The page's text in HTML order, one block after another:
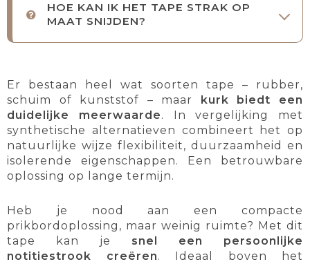
HOE KAN IK HET TAPE STRAK OP
MAAT SNIJDEN?
Er bestaan heel wat soorten tape – rubber,
schuim of kunststof – maar
kurk biedt een
duidelijke meerwaarde. In vergelijking met
synthetische alternatieven combineert het op
natuurlijke wijze flexibiliteit, duurzaamheid en
isolerende eigenschappen. Een betrouwbare
oplossing op lange termijn.
Heb je nood aan een compacte
prikbordoplossing, maar weinig ruimte? Met dit
tape kan je snel een persoonlijke
notitiestrook creëren. Ideaal boven het